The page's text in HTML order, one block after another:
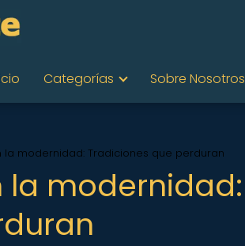
Categorías Sobre Nosotros
la modernidad: Tradiciones que perduran
la modernidad: